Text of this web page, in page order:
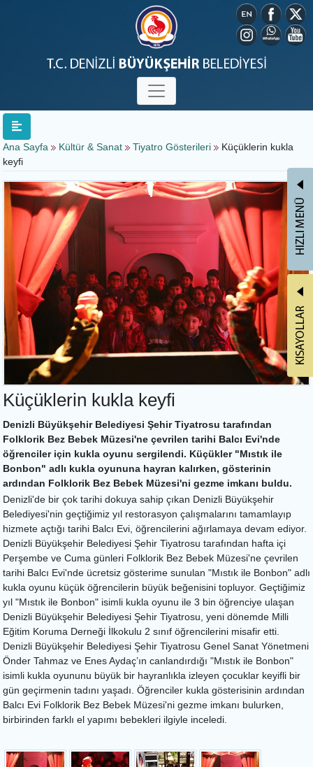
Ana Sayfa Kültür & Sanat Tiyatro Gösterileri
Küçüklerin kukla
keyfi
Küçüklerin kukla keyfi
Denizli Büyükşehir Belediyesi Şehir Tiyatrosu tarafından
Folklorik Bez Bebek Müzesi'ne çevrilen tarihi Balcı Evi'nde
öğrenciler için kukla oyunu sergilendi. Küçükler "Mıstık ile
Bonbon" adlı kukla oyununa hayran kalırken, gösterinin
ardından Folklorik Bez Bebek Müzesi'ni gezme imkanı buldu.
Denizli'de bir çok tarihi dokuya sahip çıkan Denizli Büyükşehir
Belediyesi'nin geçtiğimiz yıl restorasyon çalışmalarını tamamlayıp
hizmete açtığı tarihi Balcı Evi, öğrencilerini ağırlamaya devam ediyor.
Denizli Büyükşehir Belediyesi Şehir Tiyatrosu tarafından hafta içi
Perşembe ve Cuma günleri Folklorik Bez Bebek Müzesi'ne çevrilen
tarihi Balcı Evi'nde ücretsiz gösterime sunulan "Mıstık ile Bonbon" adlı
kukla oyunu küçük öğrencilerin büyük beğenisini topluyor. Geçtiğimiz
yıl "Mıstık ile Bonbon" isimli kukla oyunu ile 3 bin öğrenciye ulaşan
Denizli Büyükşehir Belediyesi Şehir Tiyatrosu, yeni dönemde Milli
Eğitim Koruma Derneği İlkokulu 2 sınıf öğrencilerini misafir etti.
Denizli Büyükşehir Belediyesi Şehir Tiyatrosu Genel Sanat Yönetmeni
Önder Tahmaz ve Enes Aydaç’ın canlandırdığı "Mıstık ile Bonbon"
isimli kukla oyununu büyük bir hayranlıkla izleyen çocuklar keyifli bir
gün geçirmenin tadını yaşadı. Öğrenciler kukla gösterisinin ardından
Balcı Evi Folklorik Bez Bebek Müzesi'ni gezme imkanı bulurken,
birbirinden farklı el yapımı bebekleri ilgiyle inceledi.